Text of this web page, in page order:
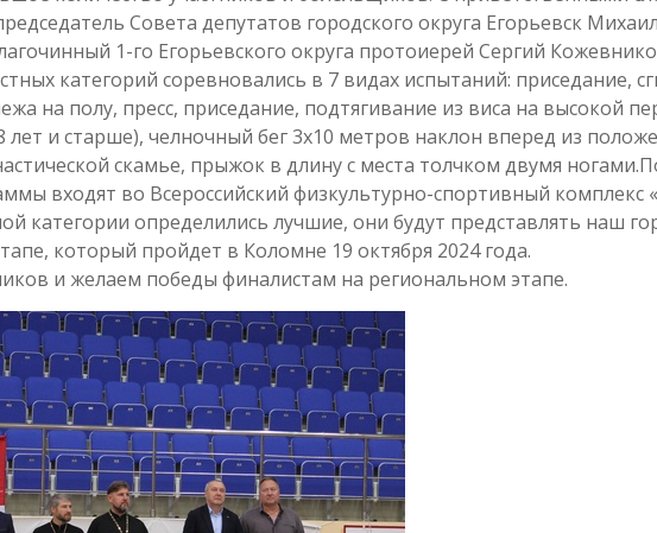
Совета депутатов городского округа Егорьевск Михаил
1-го Егорьевского округа протоиерей Сергий
категорий соревновались в 7 видах испытаний: приседание,
на полу, пресс, приседание, подтягивание из виса на высокой
и старше), челночный бег 3х10 метров наклон вперед из
скамье, прыжок в длину с места толчком двумя
входят во Всероссийский физкультурно-спортивный комплекс
категории определились лучшие, они будут представлять наш
который пройдет в Коломне 19 октября 2024 года.
и желаем победы финалистам на региональном этапе.